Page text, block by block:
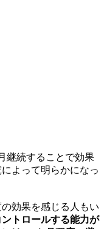
継続することで効果
よって明らかになっ
効果を感じる人もい
トロールする能力が